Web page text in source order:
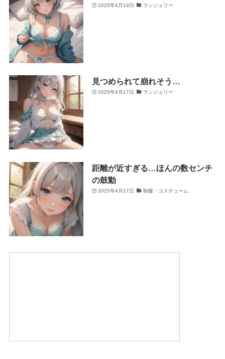
2025年4月19日 ランジェリー
見つめられて崩れそう…
2025年4月17日 ランジェリー
距離が近すぎる…ほんの数センチ
の鼓動
2025年4月17日 制服・コスチューム